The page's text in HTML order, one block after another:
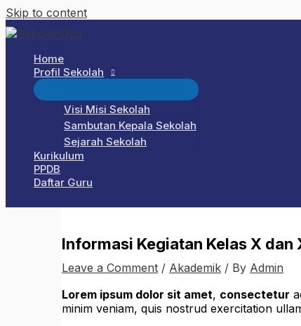
Skip to content
Home
Profil Sekolah
Visi Misi Sekolah
Sambutan Kepala Sekolah
Sejarah Sekolah
Kurikulum
PPDB
Daftar Guru
Informasi Kegiatan Kelas X dan
Leave a Comment / Akademik / By Admin
Lorem ipsum dolor sit amet, consectetur
minim veniam, quis nostrud exercitation